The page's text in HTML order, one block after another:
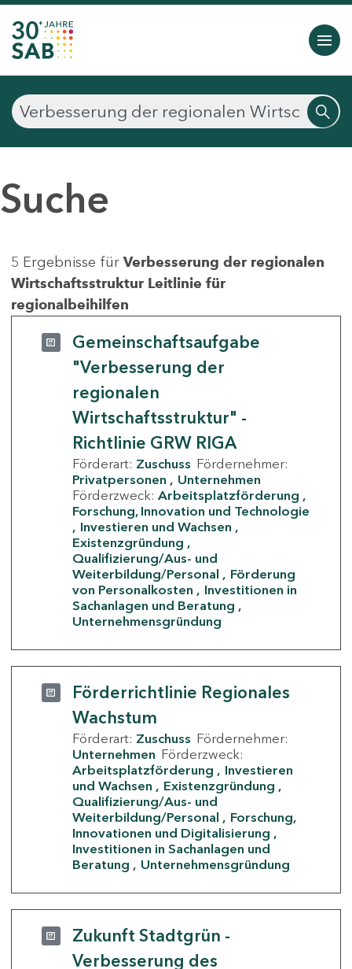
Suche
5 Ergebnisse für Verbesserung der regionalen
Wirtschaftsstruktur Leitlinie für
regionalbeihilfen
Gemeinschaftsaufgabe
"Verbesserung der
regionalen
Wirtschaftsstruktur" -
Richtlinie GRW RIGA
Förderart: Zuschuss Fördernehmer:
Privatpersonen
Unternehmen
Förderzweck: Arbeitsplatzförderung
Forschung, Innovation und Technologie
Investieren und Wachsen
Existenzgründung
Qualifizierung/Aus- und
Weiterbildung/Personal
Förderung
von Personalkosten
Investitionen in
Sachanlagen und Beratung
Unternehmensgründung
Förderrichtlinie Regionales
Wachstum
Förderart: Zuschuss Fördernehmer:
Unternehmen Förderzweck:
Arbeitsplatzförderung
Investieren
und Wachsen
Existenzgründung
Qualifizierung/Aus- und
Weiterbildung/Personal
Forschung,
Innovationen und Digitalisierung
Investitionen in Sachanlagen und
Beratung
Unternehmensgründung
Zukunft Stadtgrün -
Verbesserung des